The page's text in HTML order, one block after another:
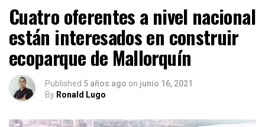
Cuatro oferentes a nivel nacional
están interesados en construir
ecoparque de Mallorquín
Published 5 años ago on junio 16, 2021
By Ronald Lugo